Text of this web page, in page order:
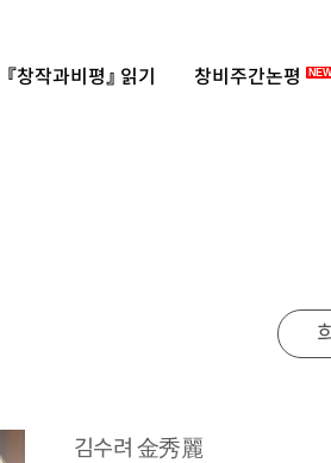
『창작과비평』 읽기 창비주간논평
김수려 金秀麗